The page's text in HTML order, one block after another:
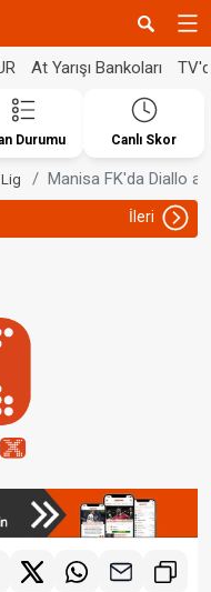
At Yarışı Bankoları
Durumu Canlı Skor
Manisa FK'da Diallo
İleri